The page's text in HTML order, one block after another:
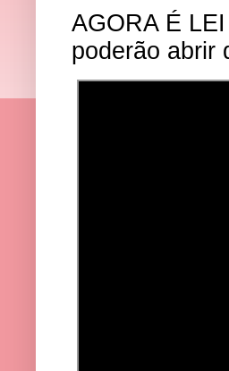
AGORA É
poderão abrir